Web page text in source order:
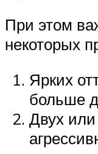
При этом
некоторых
Ярких
больше
Двух или